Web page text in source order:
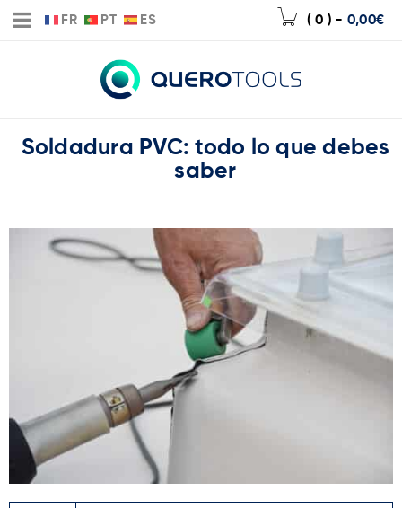
FR PT ES ( 0 ) - 0,00€
Soldadura PVC: todo lo que debes
saber